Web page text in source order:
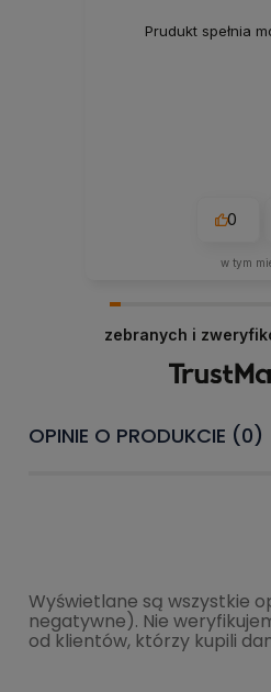
Prudukt spełnia
0
w tym
zebranych i
OPINIE O PRODUKCIE (0)
Wyświetlane są wszystkie
negatywne). Nie
od klientów, którzy kupili